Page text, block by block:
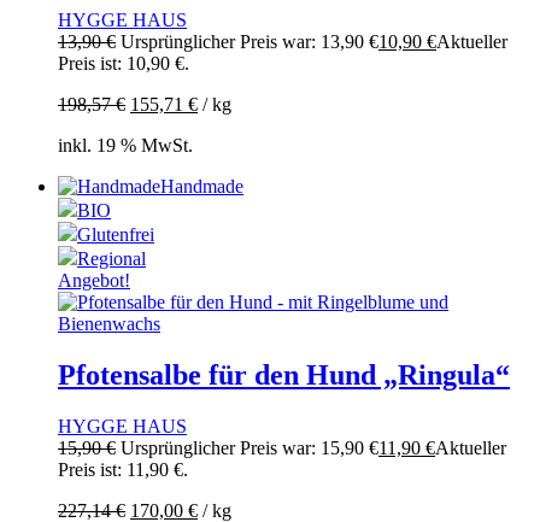
HYGGE HAUS
13,90€ Ursprünglicher Preis war: 13,90 €10,90 €Aktueller
Preis ist: 10,90 €.
198,57€ 155,71 € /kg
inkl. 19 % MwSt.
Handmade
BIO
Glutenfrei
Regional
Angebot!
Pfotensalbe für den Hund „Ringula“
HYGGE HAUS
15,90€ Ursprünglicher Preis war: 15,90 €11,90 €Aktueller
Preis ist: 11,90 €.
227,14€ 170,00 € /kg